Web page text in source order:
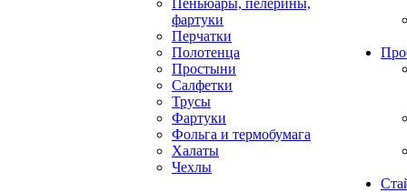
Пеньюары, пелерины,
фартуки
Перчатки
Полотенца
Простыни
Салфетки
Трусы
Фартуки
Фольга и термобумага
Халаты
Чехлы